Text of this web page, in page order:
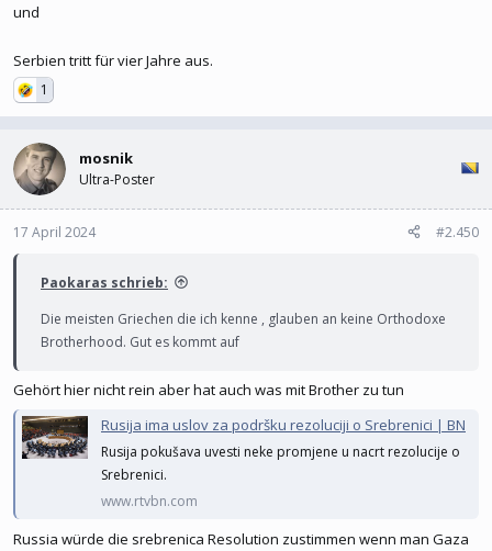
und
Serbien tritt für vier Jahre aus.
1
mosnik
Ultra-Poster
17 April 2024 #2.450
Paokaras schrieb:
Die meisten Griechen die ich kenne , glauben an keine Orthodoxe
Brotherhood. Gut es kommt auf
Gehört hier nicht rein aber hat auch was mit Brother zu tun
Rusija ima uslov za podršku rezoluciji o Srebrenici | BN
Rusija pokušava uvesti neke promjene u nacrt rezolucije o
Srebrenici.
www.rtvbn.com
Russia würde die srebrenica Resolution zustimmen wenn man Gaza